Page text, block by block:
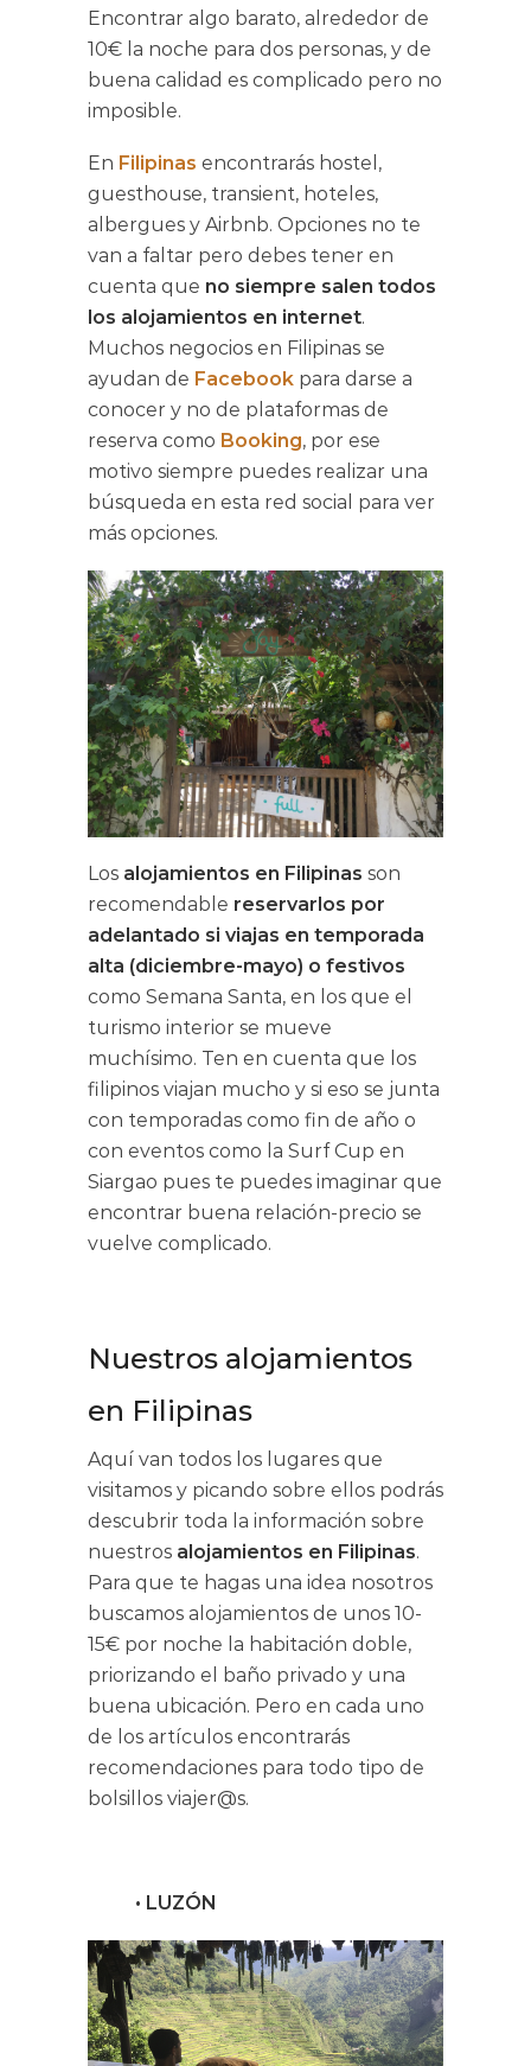
Encontrar algo barato, alrededor de
10€ la noche para dos personas, y de
buena calidad es complicado pero no
imposible.
En Filipinas encontrarás hostel,
guesthouse, transient, hoteles,
albergues y Airbnb. Opciones no te
van a faltar pero debes tener en
cuenta que no siempre salen todos
los alojamientos en internet.
Muchos negocios en Filipinas se
ayudan de Facebook para darse a
conocer y no de plataformas de
reserva como Booking, por ese
motivo siempre puedes realizar una
búsqueda en esta red social para ver
más opciones.
Los alojamientos en Filipinas son
recomendable reservarlos por
adelantado si viajas en temporada
alta (diciembre-mayo) o festivos
como Semana Santa, en los que el
turismo interior se mueve
muchísimo. Ten en cuenta que los
filipinos viajan mucho y si eso se junta
con temporadas como fin de año o
con eventos como la Surf Cup en
Siargao pues te puedes imaginar que
encontrar buena relación-precio se
vuelve complicado.
Nuestros alojamientos
en Filipinas
Aquí van todos los lugares que
visitamos y picando sobre ellos podrás
descubrir toda la información sobre
nuestros alojamientos en Filipinas.
Para que te hagas una idea nosotros
buscamos alojamientos de unos 10-
15€ por noche la habitación doble,
priorizando el baño privado y una
buena ubicación. Pero en cada uno
de los artículos encontrarás
recomendaciones para todo tipo de
bolsillos viajer@s.
• LUZÓN